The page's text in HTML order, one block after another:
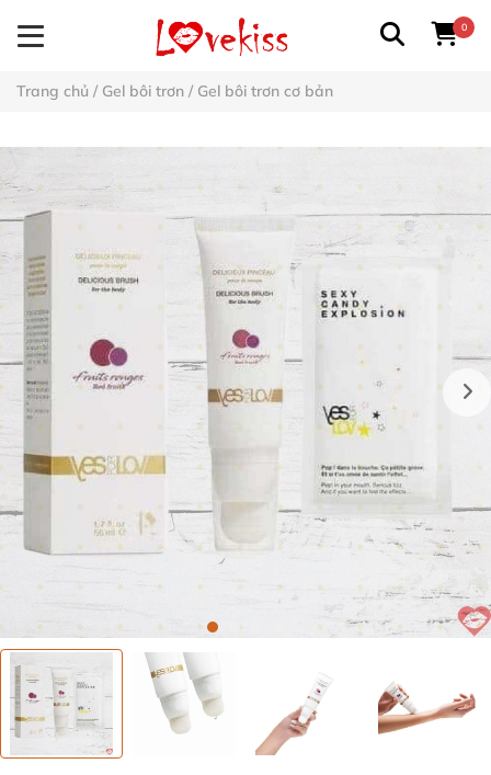
0
Trang chủ / Gel bôi trơn / Gel bôi trơn cơ bản